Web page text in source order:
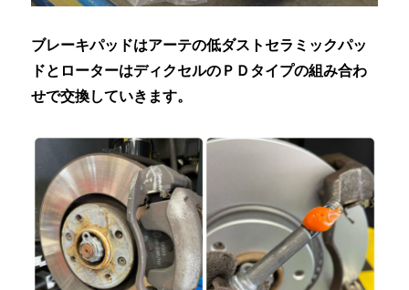
ブレーキパッドはアーテの低ダストセラミックパッ
ドとローターはディクセルのＰＤタイプの組み合わ
せで交換していきます。